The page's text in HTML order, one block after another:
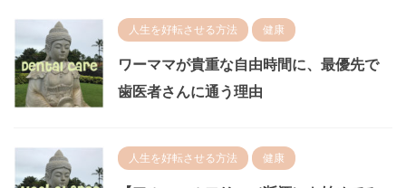
人生を好転させる方法 健康
ワーママが貴重な自由時間に、最優先で
歯医者さんに通う理由
人生を好転させる方法 健康